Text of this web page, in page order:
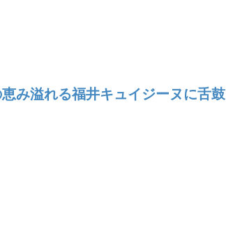
み溢れる福井キュイジーヌに舌鼓